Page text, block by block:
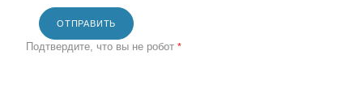
ОТПРАВИТЬ
Подтвердите, что вы не робот *